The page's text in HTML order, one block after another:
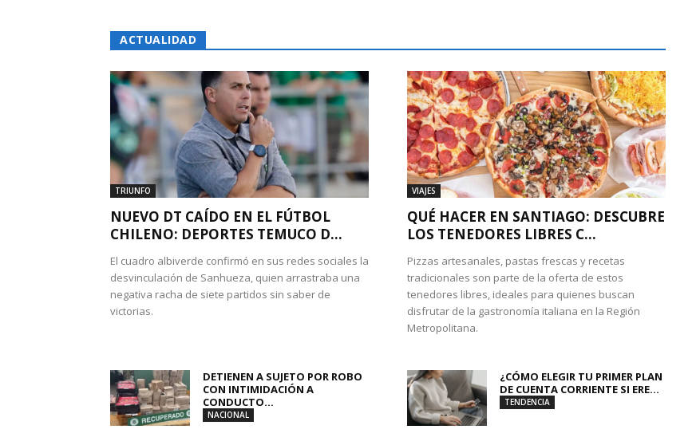
ACTUALIDAD
TRIUNFO
NUEVO DT CAÍDO EN EL FÚTBOL
CHILENO: DEPORTES TEMUCO D...
El cuadro albiverde confirmó en sus redes sociales la
desvinculación de Sanhueza, quien arrastraba una
negativa racha de siete partidos sin saber de
victorias.
VIAJES
QUÉ HACER EN SANTIAGO: DESCUBRE
LOS TENEDORES LIBRES C...
Pizzas artesanales, pastas frescas y recetas
tradicionales son parte de la oferta de estos
tenedores libres, ideales para quienes buscan
disfrutar de la gastronomía italiana en la Región
Metropolitana.
DETIENEN A SUJETO POR ROBO
CON INTIMIDACIÓN A
CONDUCTO...
NACIONAL
¿CÓMO ELEGIR TU PRIMER PLAN
DE CUENTA CORRIENTE SI ERE...
TENDENCIA